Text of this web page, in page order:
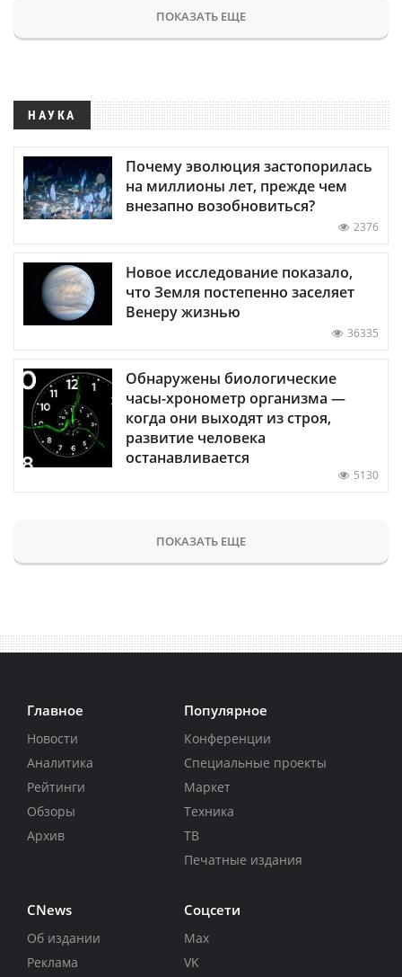
ПОКАЗАТЬ ЕЩЕ
НАУКА
Почему эволюция застопорилась
на миллионы лет, прежде чем
внезапно возобновиться?
2376
Новое исследование показало,
что Земля постепенно заселяет
Венеру жизнью
36335
Обнаружены биологические
часы-хронометр организма —
когда они выходят из строя,
развитие человека
останавливается
5130
ПОКАЗАТЬ ЕЩЕ
Главное
Новости
Аналитика
Рейтинги
Обзоры
Архив
Популярное
Конференции
Специальные проекты
Маркет
Техника
ТВ
Печатные издания
CNews
Об издании
Реклама
Соцсети
Max
VK